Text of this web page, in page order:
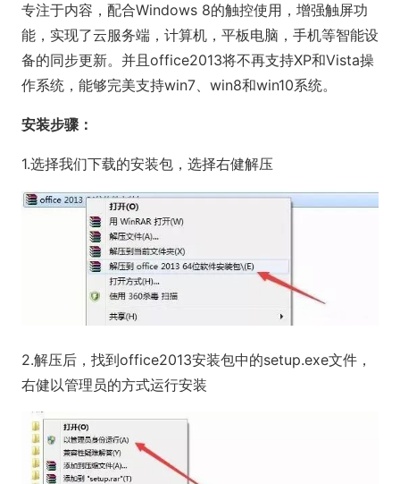
专注于内容，配合Windows 8的触控使用，增强触屏功
能，实现了云服务端，计算机，平板电脑，手机等智能设
备的同步更新。并且office2013将不再支持XP和Vista操
作系统，能够完美支持win7、win8和win10系统。
安装步骤：
1.选择我们下载的安装包，选择右健解压
2.解压后，找到office2013安装包中的setup.exe文件，
右健以管理员的方式运行安装